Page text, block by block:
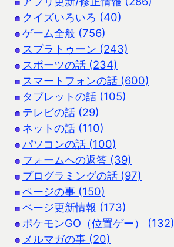
クイズいろいろ (40)
ゲーム全般 (756)
スプラトゥーン (243)
スポーツの話 (234)
スマートフォンの話 (600)
タブレットの話 (105)
テレビの話 (29)
ネットの話 (110)
パソコンの話 (100)
フォームへの返答 (39)
プログラミングの話 (97)
ページの事 (150)
ページ更新情報 (173)
ポケモンGO（位置ゲー） (132)
メルマガの事 (20)